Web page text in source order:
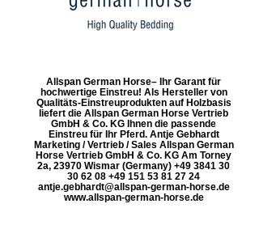
Allspan German Horse– Ihr Garant für
hochwertige Einstreu! Als Hersteller von
Qualitäts-Einstreuprodukten auf Holzbasis
liefert die Allspan German Horse Vertrieb
GmbH & Co. KG Ihnen die passende
Einstreu für Ihr Pferd. Antje Gebhardt
Marketing / Vertrieb / Sales Allspan German
Horse Vertrieb GmbH & Co. KG Am Torney
2a, 23970 Wismar (Germany) +49 3841 30
30 62 08 +49 151 53 81 27 24
antje.gebhardt@allspan-german-horse.de
www.allspan-german-horse.de